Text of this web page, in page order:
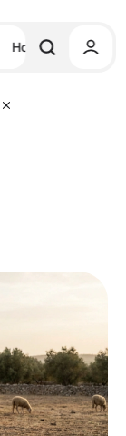
Новости Тора